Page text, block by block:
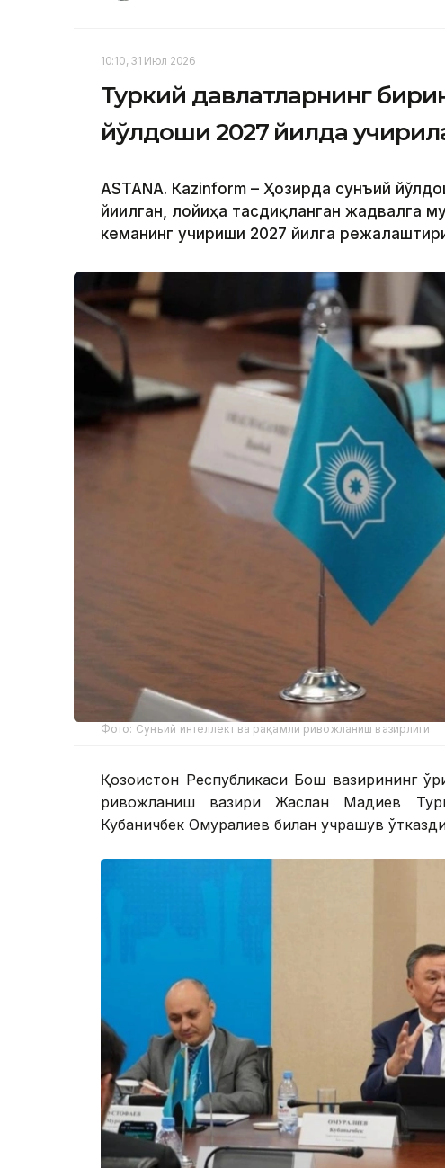
10:10, 31 Июл 2026
Туркий давлатларнинг
йўлдоши 2027 йилда
ASTANА. Кazinform – Ҳозирда сунъий
йиғилган, лойиҳа тасдиқланган жадвалга
кеманинг учириши 2027 йилга
Фото: Сунъий интеллект ва рақамли ривожланиш вазирлиги
Қозоғистон Республикаси Бош вазирининг
ривожланиш вазири Жаслан Мадиев
Кубаничбек Омуралиев билан учрашув